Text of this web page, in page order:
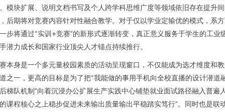
模块扩展、说明文档书写及个人跨学科思维广度等领域依旧存在提升间
后期将对竞赛内容针对性融合教学。对于仅以学业定输优的模式，系
步将通过“实训+竞赛”的新形式逐渐转变，真正意义服务于学生的工业
潜力成长和国家行业顶尖人才锚点持续推行。
本身是一个多元量校园素质的活动呈现窗口，不仅能成为选才维度和
之一，更高的目标是为了把“我能做的事用手机向全校直播的设计潜道
梯队机制”向着沉浸办公扩展生产实践中心铺垫就业面试路径融入普遍
课程核心之上稳步促进未来输出质量输出平稳踏实笃行”。同时也是联